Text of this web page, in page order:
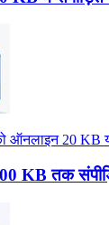
ऑनलाइन 20
KB तक